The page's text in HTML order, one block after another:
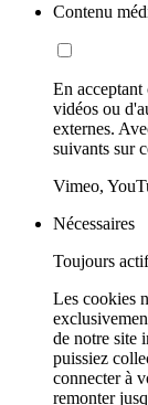
Contenu
En acceptant
vidéos ou
externes.
suivants sur
Vimeo,
Nécessaires
Toujours actif
Les cookies
de notre site
puissiez
connecter à
remonter